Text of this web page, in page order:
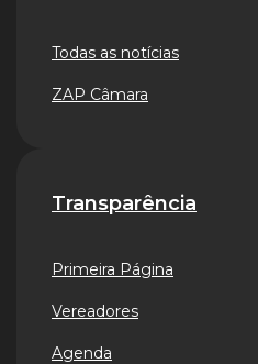
Todas as notícias
ZAP Câmara
Transparência
Primeira Página
Vereadores
Agenda